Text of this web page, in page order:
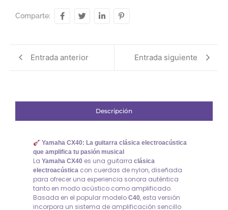
Comparte:
Entrada anterior Entrada siguiente
Descripción
Yamaha CX40: La guitarra clásica electroacústica
que amplifica tu pasión musical
La Yamaha CX40 es una guitarra clásica
electroacústica con cuerdas de nylon, diseñada
para ofrecer una experiencia sonora auténtica
tanto en modo acústico como amplificado.
Basada en el popular modelo C40, esta versión
incorpora un sistema de amplificación sencillo